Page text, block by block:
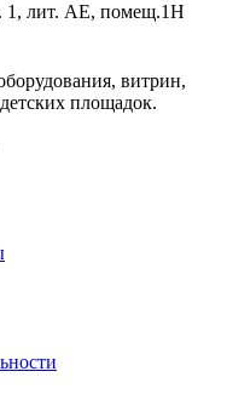
1, лит. АЕ, помещ.1Н
витрин,
площадок.